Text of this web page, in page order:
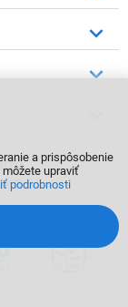
a prispôsobenie
upraviť
podrobnosti